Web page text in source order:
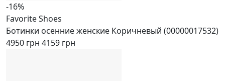
-16%
Favorite Shoes
Ботинки осенние женские Коричневый (00000017532)
4950 грн 4159 грн